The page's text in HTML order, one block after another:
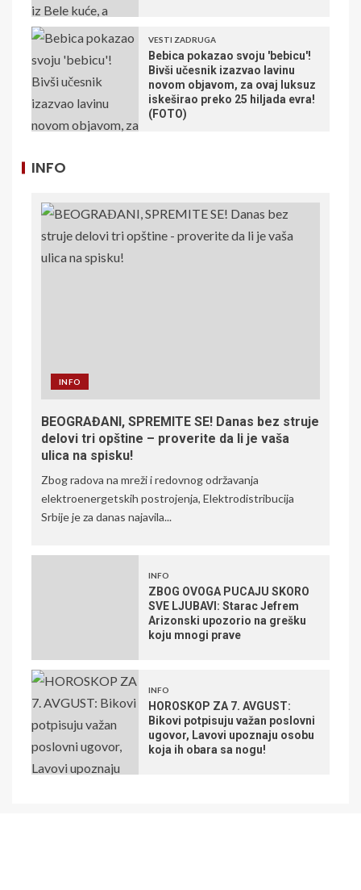
VESTI ZADRUGA
Bebica pokazao svoju 'bebicu'!
Bivši učesnik izazvao lavinu
novom objavom, za ovaj luksuz
iskeširao preko 25 hiljada evra!
(FOTO)
INFO
INFO
BEOGRAĐANI, SPREMITE SE! Danas bez struje
delovi tri opštine – proverite da li je vaša
ulica na spisku!
Zbog radova na mreži i redovnog održavanja
elektroenergetskih postrojenja, Elektrodistribucija
Srbije je za danas najavila...
INFO
ZBOG OVOGA PUCAJU SKORO
SVE LJUBAVI: Starac Jefrem
Arizonski upozorio na grešku
koju mnogi prave
INFO
HOROSKOP ZA 7. AVGUST:
Bikovi potpisuju važan poslovni
ugovor, Lavovi upoznaju osobu
koja ih obara sa nogu!